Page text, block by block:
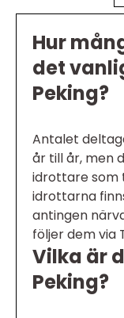
Hur
det
Peking?
Antalet
år till år, men
idrottare som
idrottarna
antingen
följer dem via
Vilka är
Peking?